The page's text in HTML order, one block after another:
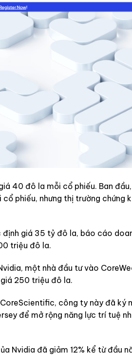
40 đô la mỗi cổ phiếu. Ban
phiếu, nhưng thị trường chứng
giá 35 tỷ đô la, báo cáo
triệu đô la.
một nhà đầu tư vào
250 triệu đô la.
công ty này đã ký
để mở rộng năng lực trí tuệ
Nvidia đã giảm 12% kể từ đầu